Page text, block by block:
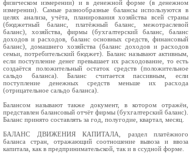
физическом измерении) и в денежной форме (в денежном
измерении). Самые разнообразные балансы используются в
целях анализа, учёта, планирования хозяйства всей страны
(бюджетный баланс, платёжный баланс, межотраслевой
баланс), хозяйства, фирмы (бухгалтерский баланс, баланс
доходов и расходов, баланс основных средств, финансовый
баланс), домашнего хозяйства (баланс доходов и расходов
семьи, потребительский бюджет). Баланс называют активным,
если поступление денег превышает их расходование, то есть
создаётся положительный остаток средств (положительное
сальдо баланса). Баланс считается пассивным, если
поступление денежных средств меньше их расхода
(отрицательное сальдо баланса).
Балансом называют также документ, в котором отражён,
представлен балансовый отчёт фирмы (бухгалтерский баланс).
Баланс принято составлять за год, полугодие, квартал, месяц.
БАЛАНС ДВИЖЕНИЯ КАПИТАЛА, раздел платёжного
баланса стран, отражающий соотношение вывоза и ввоза
капитала, как в предпринимательской, так и в ссудной форме.